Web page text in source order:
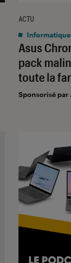
Asus
pack
toute la
ACTU
Informatique
Sponsorisé par